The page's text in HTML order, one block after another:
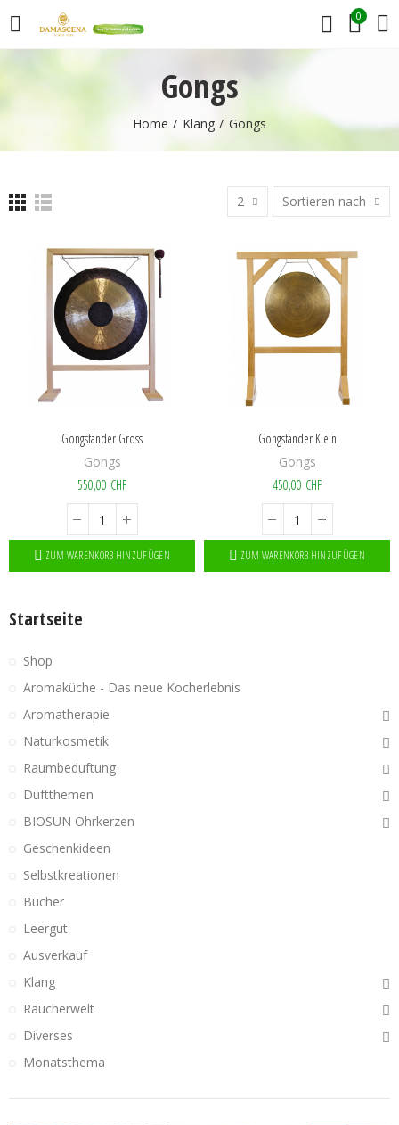
0
Gongs
Home Klang Gongs
2 Sortieren nach
Gongständer Gross
Gongs
550,00 CHF
ZUM WARENKORB HINZUFÜGEN
Gongständer Klein
Gongs
450,00 CHF
ZUM WARENKORB HINZUFÜGEN
Startseite
Shop
Aromaküche - Das neue Kocherlebnis
Aromatherapie
Naturkosmetik
Raumbeduftung
Duftthemen
BIOSUN Ohrkerzen
Geschenkideen
Selbstkreationen
Bücher
Leergut
Ausverkauf
Klang
Räucherwelt
Diverses
Monatsthema